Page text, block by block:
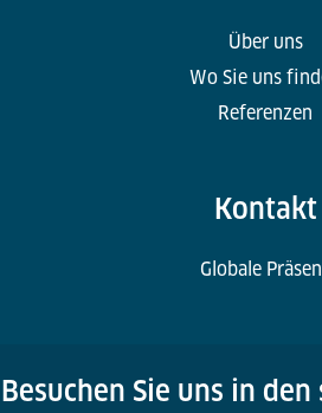
Über uns
Wo Sie uns
Referenzen
Kontakt
Globale
Besuchen Sie uns in